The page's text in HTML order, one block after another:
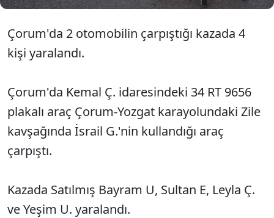
Çorum'da 2 otomobilin çarpıştığı kazada 4
kişi yaralandı.
Çorum'da Kemal Ç. idaresindeki 34 RT 9656
plakalı araç Çorum-Yozgat karayolundaki Zile
kavşağında İsrail G.'nin kullandığı araç
çarpıştı.
Kazada Satılmış Bayram U, Sultan E, Leyla Ç.
ve Yeşim U. yaralandı.